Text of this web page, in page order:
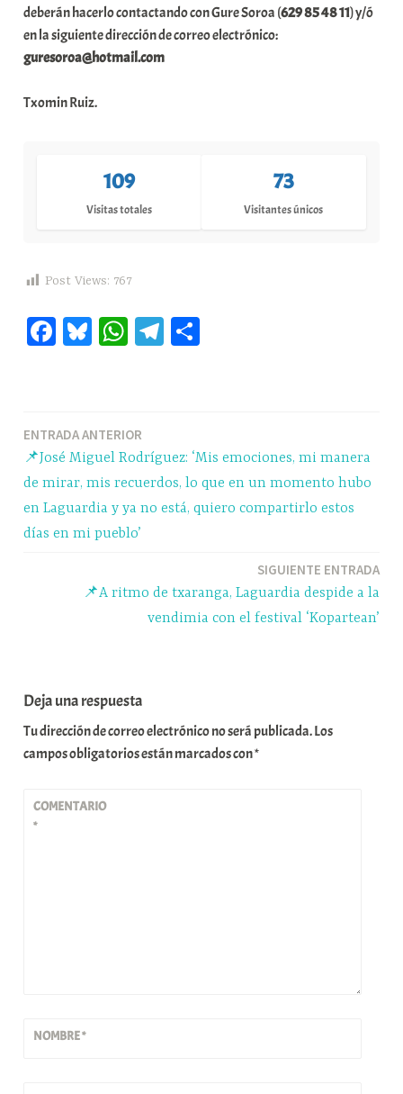
deberán hacerlo contactando con Gure Soroa (629 85 48 11) y/ó
en la siguiente dirección de correo electrónico:
guresoroa@hotmail.com
Txomin Ruiz.
109
Visitas totales
73
Visitantes únicos
Post Views: 767
Fa Bl W
pp
Te
m rti
r
Navegación
de
entradas
ENTRADA ANTERIOR
📌José Miguel Rodríguez: ‘Mis emociones, mi manera
de mirar, mis recuerdos, lo que en un momento hubo
en Laguardia y ya no está, quiero compartirlo estos
días en mi pueblo’
SIGUIENTE ENTRADA
📌A ritmo de txaranga, Laguardia despide a la
vendimia con el festival ‘Kopartean’
Deja una respuesta
Tu dirección de correo electrónico no será publicada.Los
campos obligatorios están marcados con*
COMENTARIO
*
NOMBRE*